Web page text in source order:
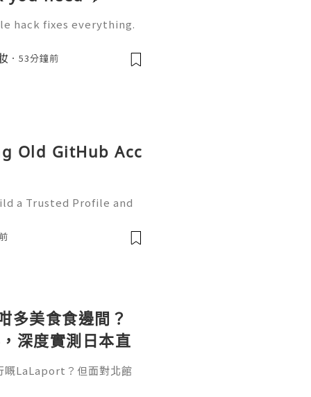
hack fixes everything.
a bigger suitcase.
53分鐘前
Old GitHub Acc
a Trusted Profile and
and collabo
多美食食邊間？
深度實測日本直
超市神級熟
嘅LaLaport？但面對北館